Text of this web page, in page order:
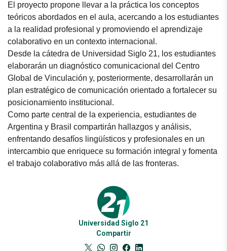
El proyecto propone llevar a la práctica los conceptos
teóricos abordados en el aula, acercando a los estudiantes
a la realidad profesional y promoviendo el aprendizaje
colaborativo en un contexto internacional.
Desde la cátedra de Universidad Siglo 21, los estudiantes
elaborarán un diagnóstico comunicacional del Centro
Global de Vinculación y, posteriormente, desarrollarán un
plan estratégico de comunicación orientado a fortalecer su
posicionamiento institucional.
Como parte central de la experiencia, estudiantes de
Argentina y Brasil compartirán hallazgos y análisis,
enfrentando desafíos lingüísticos y profesionales en un
intercambio que enriquece su formación integral y fomenta
el trabajo colaborativo más allá de las fronteras.
Universidad Siglo 21
Compartir